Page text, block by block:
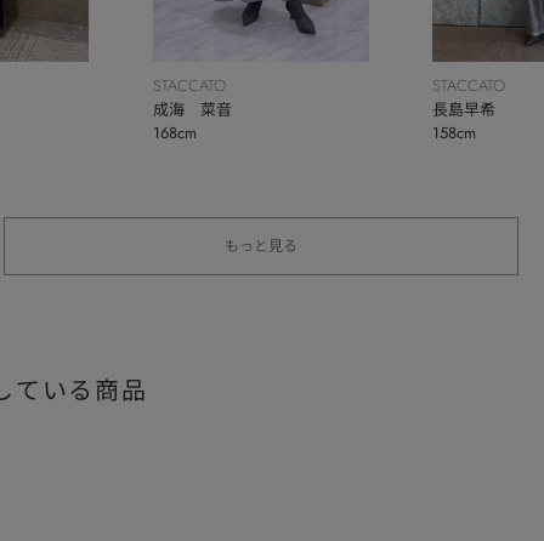
STACCATO
成海 菜音
168cm
STACCATO
長島早希
158cm
もっと見る
ている商品